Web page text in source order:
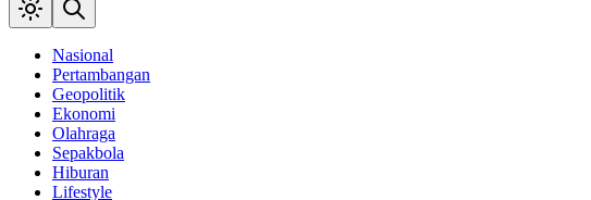
Nasional
Pertambangan
Geopolitik
Ekonomi
Olahraga
Sepakbola
Hiburan
Lifestyle